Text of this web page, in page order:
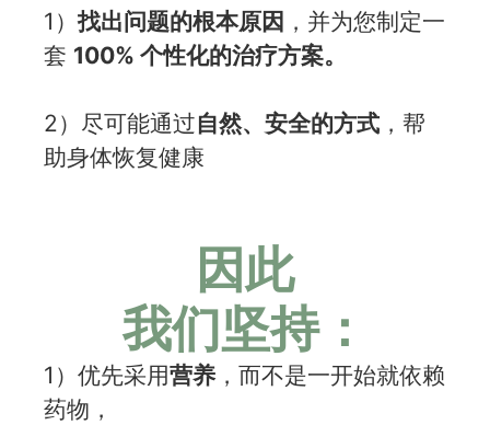
1）找出问题的根本原因 ，并为您制定一
套 100% 个性化的治疗方案。
2）尽可能通过自然、安全的方式 ，帮
助身体恢复健康
因此
我们坚持：
1）优先采用营养 ，而不是一开始就依赖
药物，